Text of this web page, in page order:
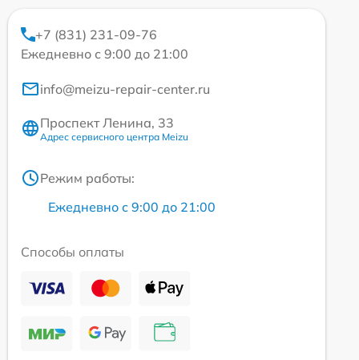
+7 (831) 231-09-76
Ежедневно с 9:00 до 21:00
info@meizu-repair-center.ru
Проспект Ленина, 33
Адрес сервисного центра Meizu
Режим работы:
Ежедневно с 9:00 до 21:00
Способы оплаты